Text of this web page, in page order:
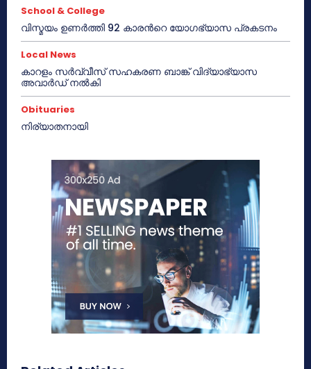
School & College
വിസ്മയം ഉണർത്തി 92 കാരൻറെ യോഗഭ്യാസ പ്രകടനം
Local News
കാറളം സർവ്വീസ് സഹകരണ ബാങ്ക് വിദ്യാഭ്യാസ
അവാർഡ് നൽകി
Obituaries
നിര്യാതനായി